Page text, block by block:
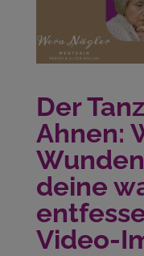
Der
Ahnen:
deine
Video-